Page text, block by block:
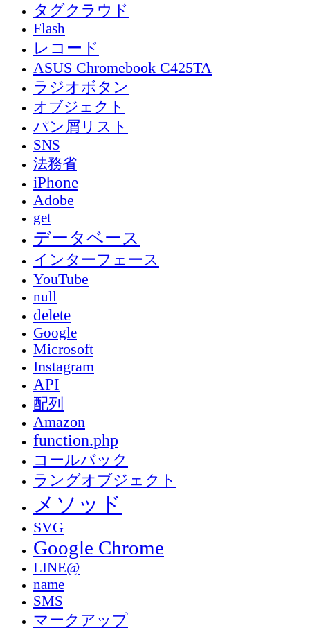
タグクラウド
Flash
レコード
ASUS Chromebook C425TA
ラジオボタン
オブジェクト
パン屑リスト
SNS
法務省
iPhone
Adobe
get
データベース
インターフェース
YouTube
null
delete
Google
Microsoft
Instagram
API
配列
Amazon
function.php
コールバック
ラングオブジェクト
メソッド
SVG
Google Chrome
LINE@
name
SMS
マークアップ